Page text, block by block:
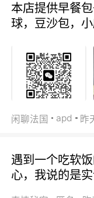
本店提供早餐
球，豆沙包，
闲聊法国 apd 昨
遇到一个吃软
心，我说的是